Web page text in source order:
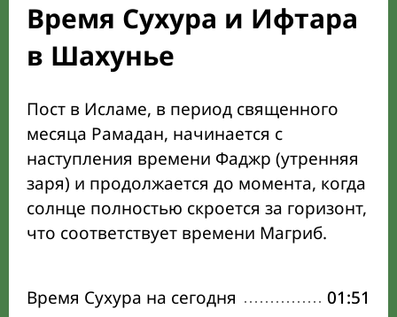
Время Сухура и Ифтара
в Шахунье
Пост в Исламе, в период священного
месяца Рамадан, начинается с
наступления времени Фаджр (утренняя
заря) и продолжается до момента, когда
солнце полностью скроется за горизонт,
что соответствует времени Магриб.
Время Сухура на сегодня 01:51